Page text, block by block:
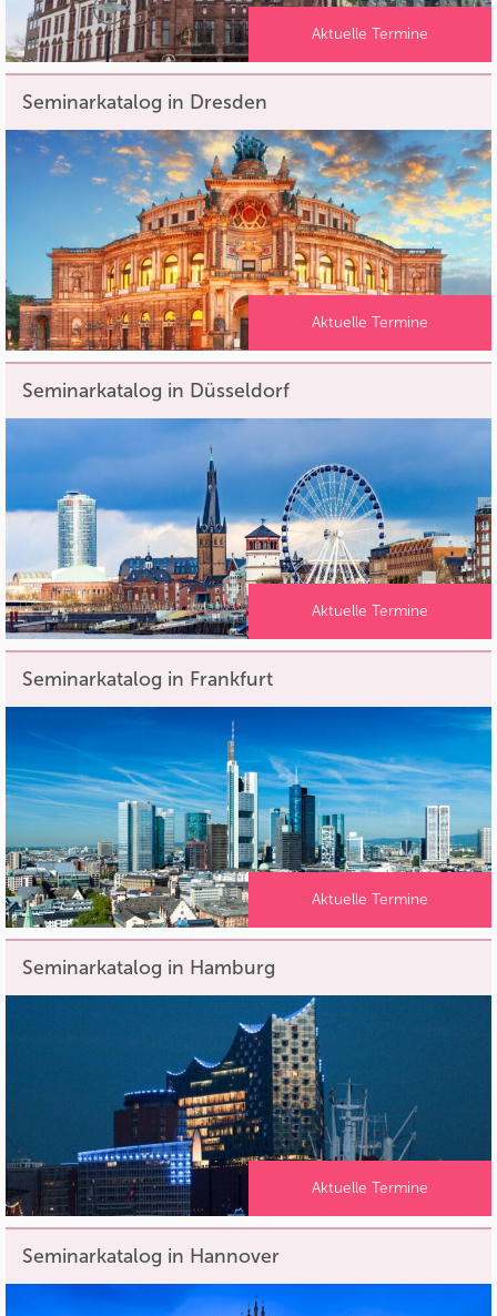
Aktuelle Termine
Seminarkatalog in Dresden
Aktuelle Termine
Seminarkatalog in Düsseldorf
Aktuelle Termine
Seminarkatalog in Frankfurt
Aktuelle Termine
Seminarkatalog in Hamburg
Aktuelle Termine
Seminarkatalog in Hannover